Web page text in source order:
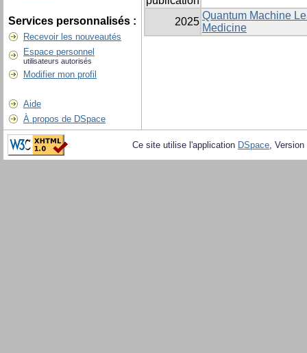
Services personnalisés :
Recevoir les nouveautés
Espace personnel
utilisateurs autorisés
Modifier mon profil
Aide
À propos de DSpace
2025
Quantum Machine
Medicine
Ce site utilise l'application DSpace,